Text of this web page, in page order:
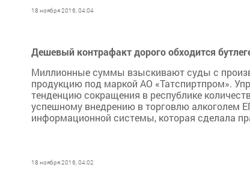
18 ноября 2016, 04:04
Дешевый контрафакт дорого обходится
Миллионные суммы взыскивают суды с
продукцию под маркой АО «Татспиртпром».
тенденцию сокращения в республике
успешному внедрению в торговлю алкоголем
информационной системы, которая сделала
18 ноября 2016, 04:02